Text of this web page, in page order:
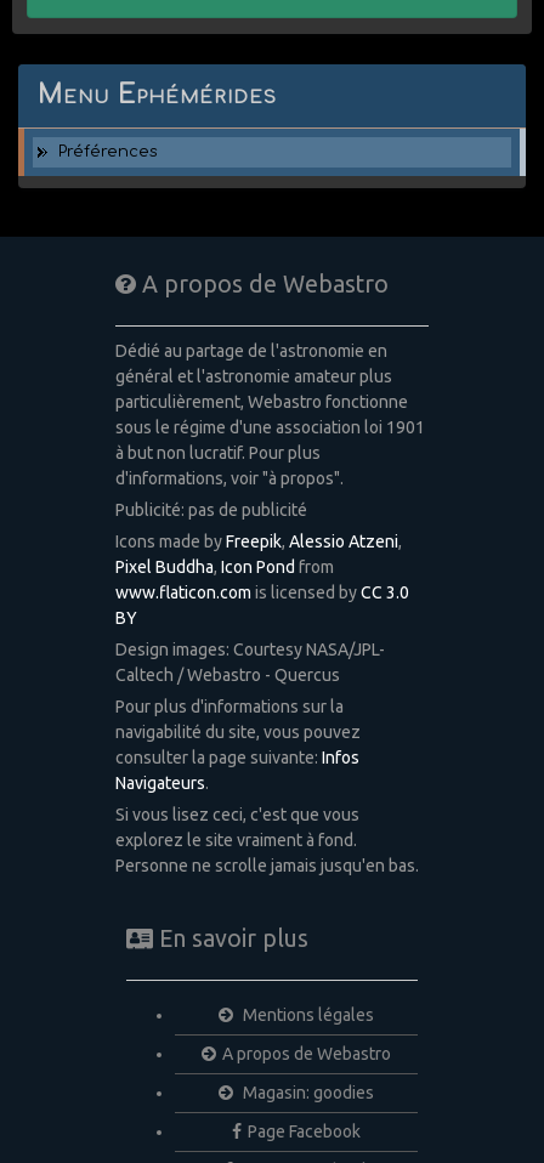
Menu Ephémérides
Préférences
A propos de Webastro
Dédié au partage de l'astronomie en
général et l'astronomie amateur plus
particulièrement, Webastro fonctionne
sous le régime d'une association loi 1901
à but non lucratif. Pour plus
d'informations, voir "à propos".
Publicité: pas de publicité
Icons made byFreepik, Alessio Atzeni,
Pixel Buddha, Icon Pond from
www.flaticon.com is licensed byCC 3.0
BY
Design images: Courtesy NASA/JPL-
Caltech / Webastro - Quercus
Pour plus d'informations sur la
navigabilité du site, vous pouvez
consulter la page suivante: Infos
Navigateurs.
Si vous lisez ceci, c'est que vous
explorez le site vraiment à fond.
Personne ne scrolle jamais jusqu'en bas.
En savoir plus
Mentions légales
A propos de Webastro
Magasin: goodies
Page Facebook